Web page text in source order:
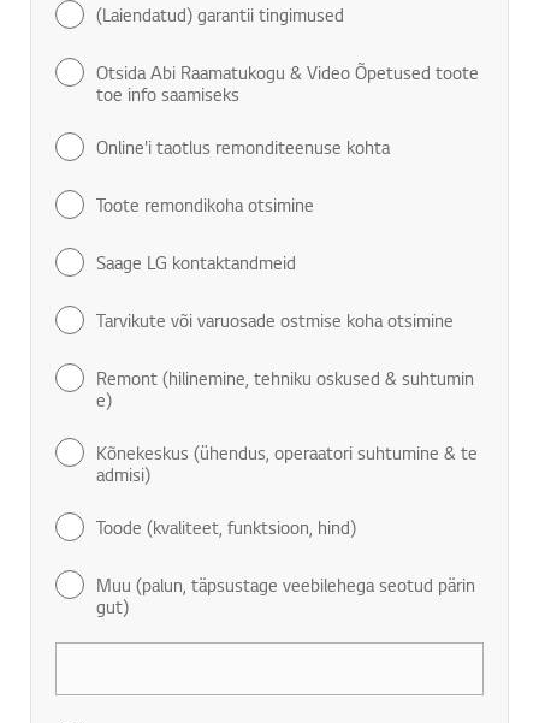
(Laiendatud) garantii tingimused
Otsida Abi Raamatukogu & Video Õpetused toote
toe info saamiseks
Online'i taotlus remonditeenuse kohta
Toote remondikoha otsimine
Saage LG kontaktandmeid
Tarvikute või varuosade ostmise koha otsimine
Remont (hilinemine, tehniku oskused & suhtumin
e)
Kõnekeskus (ühendus, operaatori suhtumine & te
admisi)
Toode (kvaliteet, funktsioon, hind)
Muu (palun, täpsustage veebilehega seotud pärin
gut)